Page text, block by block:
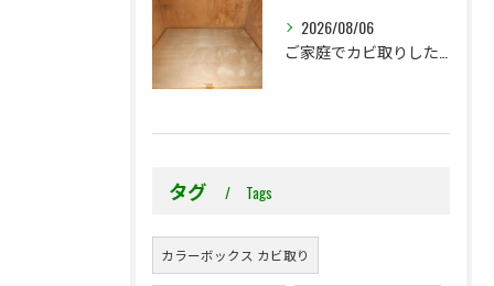
2026/08/06
タグ Tags
カラーボックス カビ取り